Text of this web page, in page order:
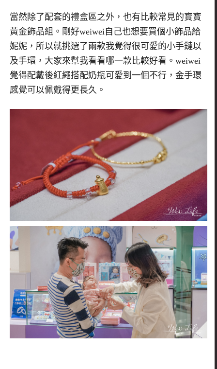
當然除了配套的禮盒區之外，也有比較常見的寶寶
黃金飾品組。剛好weiwei 自己也想要買個小飾品給
妮妮，所以就挑選了兩款我覺得很可愛的小手鏈以
及手環，大家來幫我看看哪一款比較好看。 weiwei
覺得配戴後紅繩搭配奶瓶可愛到一個不行，金手環
感覺可以佩戴得更長久。